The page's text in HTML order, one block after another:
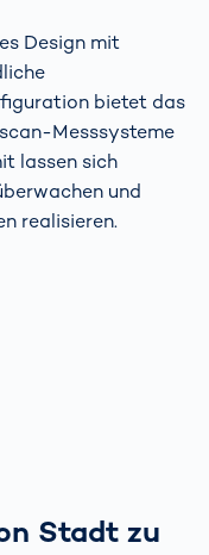
Design mit
bietet das
Messsysteme
lassen sich
und
realisieren.
Stadt zu